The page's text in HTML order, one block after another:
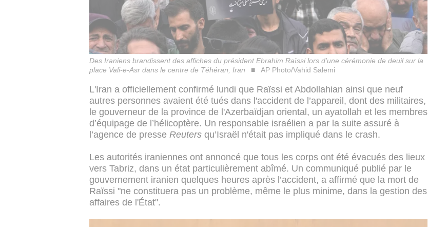
Des Iraniens brandissent des affiches du président Ebrahim Raïssi lors d'une cérémonie de deuil sur la
place Vali-e-Asr dans le centre de Téhéran, Iran
AP Photo/Vahid Salemi
L'Iran a officiellement confirmé lundi que Raïssi et Abdollahian ainsi que neuf
autres personnes avaient été tués dans l'accident de l’appareil, dont des militaires,
le gouverneur de la province de l'Azerbaïdjan oriental, un ayatollah et les membres
d’équipage de l’hélicoptère. Un responsable israélien a par la suite assuré à
l’agence de presse Reuters qu’Israël n'était pas impliqué dans le crash.
Les autorités iraniennes ont annoncé que tous les corps ont été évacués des lieux
vers Tabriz, dans un état particulièrement abîmé. Un communiqué publié par le
gouvernement iranien quelques heures après l’accident, a affirmé que la mort de
Raïssi "ne constituera pas un problème, même le plus minime, dans la gestion des
affaires de l'État".